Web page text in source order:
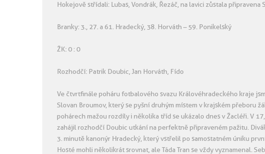
Hokejově střídali: Lubas, Vondrák, Řezáč, na lavici zůstala připravena
Branky: 3., 27. a 61. Hradecký, 38. Horváth – 59. Ponikelský
ŽK: 0 : 0
Rozhodčí: Patrik Doubic, Jan Horváth, Fído
Ve čtvrtfinále poháru fotbalového svazu Královéhradeckého kraje
Slovan Broumov, který se pyšní druhým místem v krajském přeboru
pohárech mažou rozdíly i několika tříd se ukázalo dnes v Žacléři. V
zahájil rozhodčí Doubic utkání na perfektně připraveném pažitu.
3. minutě kanonýr Hradecký, který vstřelil po samostatném úniku
Hosté mohli několikrát srovnat, ale Táda Tran se vždy vyznamenal.